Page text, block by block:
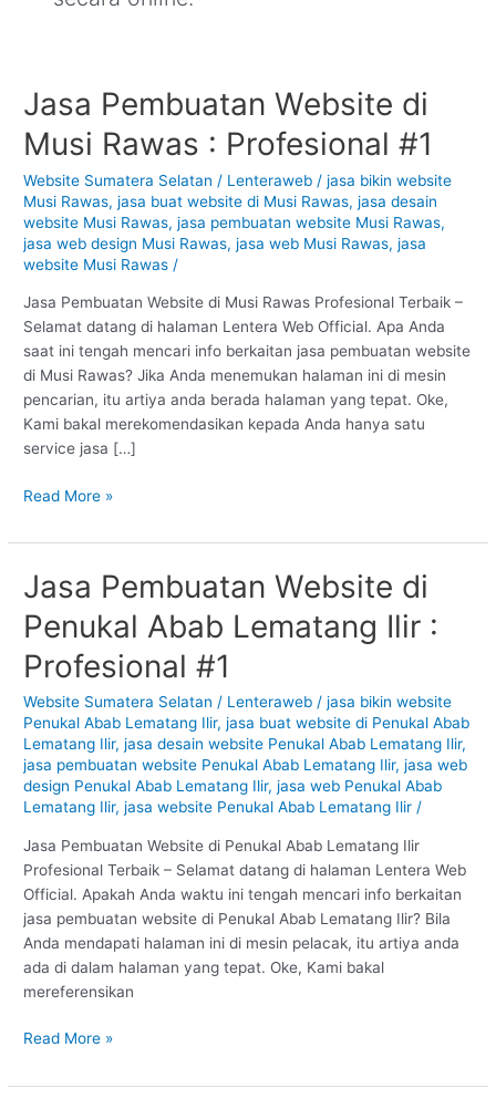
Jasa Pembuatan Website di
Musi Rawas : Profesional #1
Website Sumatera Selatan / Lenteraweb /jasa bikin website
Musi Rawas,jasa buat website di Musi Rawas,jasa desain
website Musi Rawas,jasa pembuatan website Musi Rawas,
jasa web design Musi Rawas,jasa web Musi Rawas,jasa
website Musi Rawas /
Jasa Pembuatan Website di Musi Rawas Profesional Terbaik –
Selamat datang di halaman Lentera Web Official. Apa Anda
saat ini tengah mencari info berkaitan jasa pembuatan website
di Musi Rawas? Jika Anda menemukan halaman ini di mesin
pencarian, itu artiya anda berada halaman yang tepat. Oke,
Kami bakal merekomendasikan kepada Anda hanya satu
service jasa […]
Jasa
Pembuatan
Website
Musi
Rawas
:
Profesional
Read More »
Jasa Pembuatan Website di
Penukal Abab Lematang Ilir :
Profesional #1
Website Sumatera Selatan / Lenteraweb/jasa bikin website
Penukal Abab Lematang Ilir,jasa buat website di Penukal Abab
Lematang Ilir,jasa desain website Penukal Abab Lematang Ilir,
jasa pembuatan website Penukal Abab Lematang Ilir,jasa web
design Penukal Abab Lematang Ilir,jasa web Penukal Abab
Lematang Ilir,jasa website Penukal Abab Lematang Ilir /
Jasa Pembuatan Website di Penukal Abab Lematang Ilir
Profesional Terbaik – Selamat datang di halaman Lentera Web
Official. Apakah Anda waktu ini tengah mencari info berkaitan
jasa pembuatan website di Penukal Abab Lematang Ilir? Bila
Anda mendapati halaman ini di mesin pelacak, itu artiya anda
ada di dalam halaman yang tepat. Oke, Kami bakal
mereferensikan
Jasa
Pembuatan
Website
di
Penukal
Abab
Lematang
Ilir
:
Profesional
Read More »